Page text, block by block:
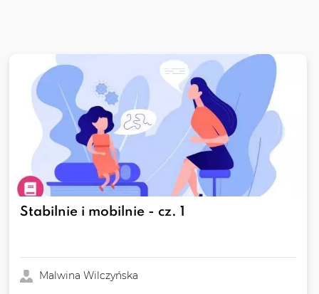
Stabilnie i mobilnie - cz. 1
Malwina Wilczyńska